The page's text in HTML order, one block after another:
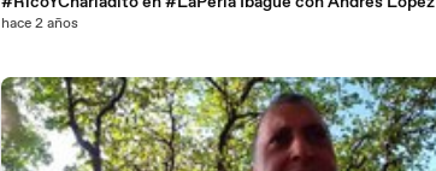
hace 2 años